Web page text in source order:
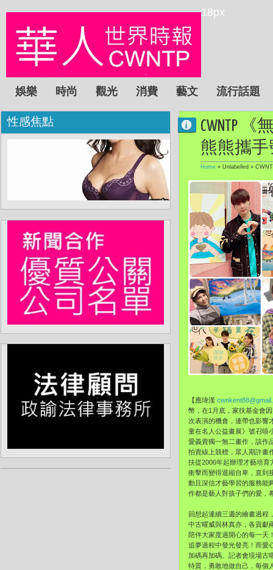
18px
娛樂 時尚 觀光 消費 藝文 流行話題
CWNTP
熊熊攜手
Home » Unlabelled »
【應瑋漢
幣，在1月底，家扶基金會
次表演的機會，連帶也影響
童在名人公益畫展》號召嘻
愛義賣獨一無二畫作，該作
拍賣線上競標，眾人期許畫
扶從2006年起辦理才藝培
衝擊而變得退縮自卑，直到
動且深信才藝學習的服務能
作都是藝人對孩子們的愛，
回想起連續三週的繪畫過程
中古曜威與林真亦，各貢獻
陪伴大家度過開心的每一天
追夢過程中發光發亮！而愛
加碼再加碼。記者會現場古
特質，勇敢地做自己，每個
性感焦點